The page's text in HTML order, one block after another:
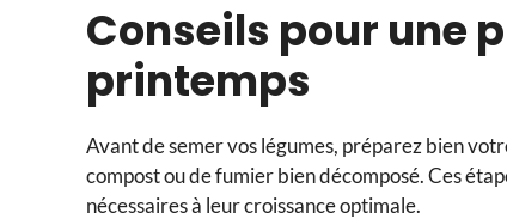
Conseils pour une
printemps
Avant de semer vos légumes, préparez bien
compost ou de fumier bien décomposé. Ces
nécessaires à leur croissance optimale.